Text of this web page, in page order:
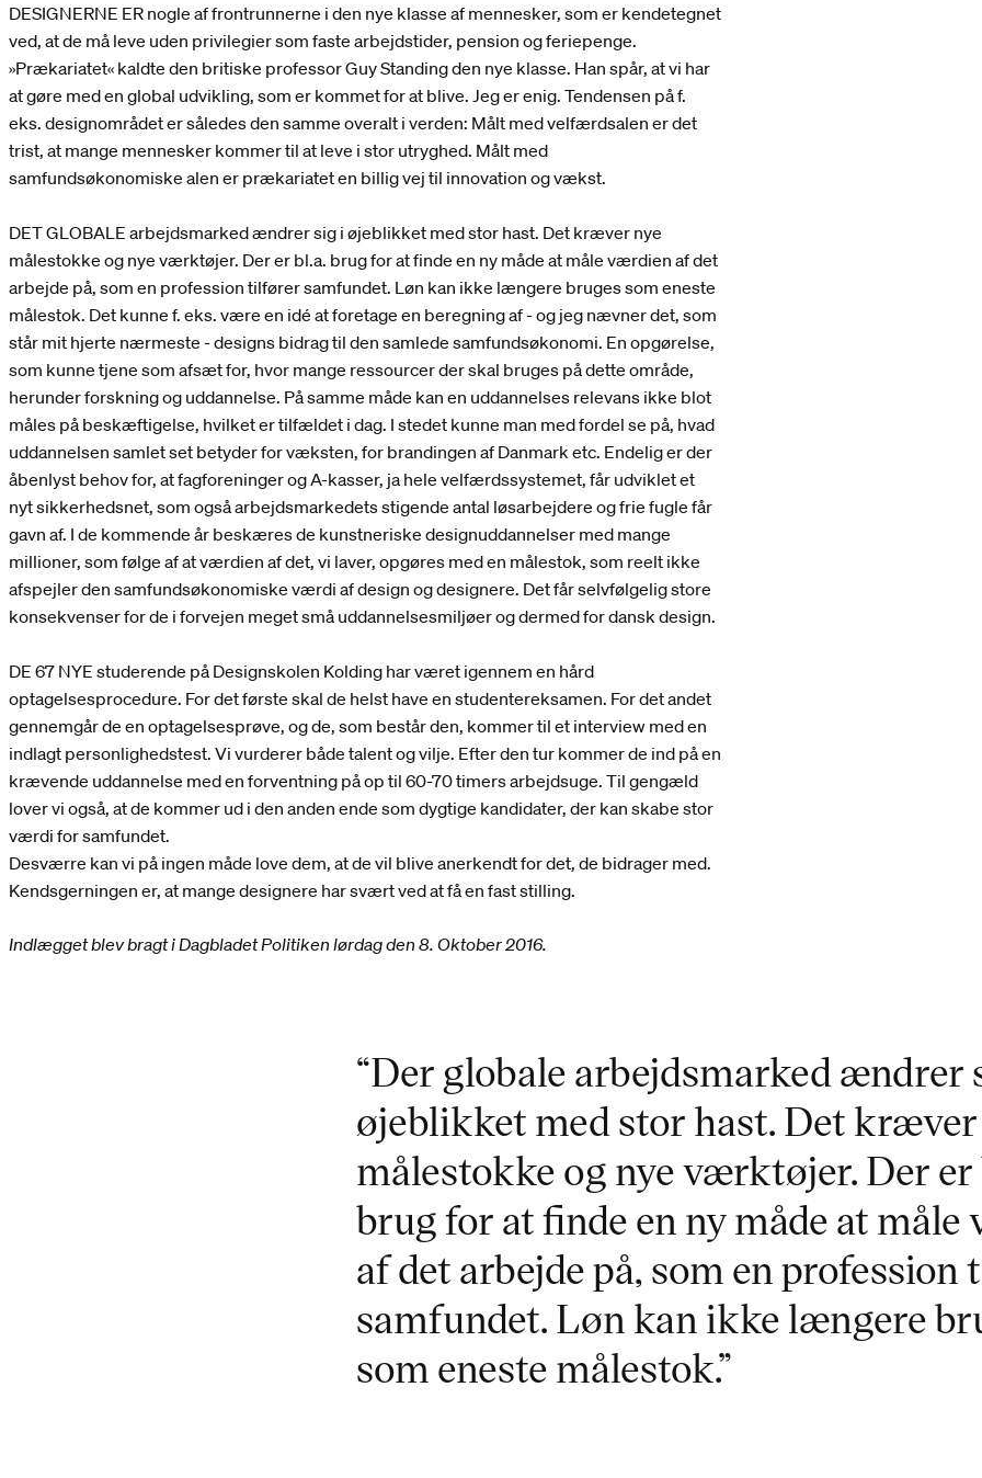
DESIGNERNE ER nogle af frontrunnerne i den nye klasse af mennesker, som er kendetegnet
ved, at de må leve uden privilegier som faste arbejdstider, pension og feriepenge.
»Prækariatet« kaldte den britiske professor Guy Standing den nye klasse. Han spår, at vi har
at gøre med en global udvikling, som er kommet for at blive. Jeg er enig. Tendensen på f.
eks. designområdet er således den samme overalt i verden: Målt med velfærdsalen er det
trist, at mange mennesker kommer til at leve i stor utryghed. Målt med
samfundsøkonomiske alen er prækariatet en billig vej til innovation og vækst.
DET GLOBALE arbejdsmarked ændrer sig i øjeblikket med stor hast. Det kræver nye
målestokke og nye værktøjer. Der er bl.a. brug for at finde en ny måde at måle værdien af det
arbejde på, som en profession tilfører samfundet. Løn kan ikke længere bruges som eneste
målestok. Det kunne f. eks. være en idé at foretage en beregning af - og jeg nævner det, som
står mit hjerte nærmeste - designs bidrag til den samlede samfundsøkonomi. En opgørelse,
som kunne tjene som afsæt for, hvor mange ressourcer der skal bruges på dette område,
herunder forskning og uddannelse. På samme måde kan en uddannelses relevans ikke blot
måles på beskæftigelse, hvilket er tilfældet i dag. I stedet kunne man med fordel se på, hvad
uddannelsen samlet set betyder for væksten, for brandingen af Danmark etc. Endelig er der
åbenlyst behov for, at fagforeninger og A-kasser, ja hele velfærdssystemet, får udviklet et
nyt sikkerhedsnet, som også arbejdsmarkedets stigende antal løsarbejdere og frie fugle får
gavn af. I de kommende år beskæres de kunstneriske designuddannelser med mange
millioner, som følge af at værdien af det, vi laver, opgøres med en målestok, som reelt ikke
afspejler den samfundsøkonomiske værdi af design og designere. Det får selvfølgelig store
konsekvenser for de i forvejen meget små uddannelsesmiljøer og dermed for dansk design.
DE 67 NYE studerende på Designskolen Kolding har været igennem en hård
optagelsesprocedure. For det første skal de helst have en studentereksamen. For det andet
gennemgår de en optagelsesprøve, og de, som består den, kommer til et interview med en
indlagt personlighedstest. Vi vurderer både talent og vilje. Efter den tur kommer de ind på en
krævende uddannelse med en forventning på op til 60-70 timers arbejdsuge. Til gengæld
lover vi også, at de kommer ud i den anden ende som dygtige kandidater, der kan skabe stor
værdi for samfundet.
Desværre kan vi på ingen måde love dem, at de vil blive anerkendt for det, de bidrager med.
Kendsgerningen er, at mange designere har svært ved at få en fast stilling.
Indlægget blev bragt i Dagbladet Politiken lørdag den 8. Oktober 2016.
“Der globale arbejdsmarked ændrer
øjeblikket med stor hast. Det kræver
målestokke og nye værktøjer. Der er
brug for at finde en ny måde at måle
af det arbejde på, som en
samfundet. Løn kan ikke længere
som eneste målestok.”